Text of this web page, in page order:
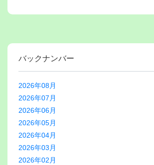
バックナンバー
2026年08月
2026年07月
2026年06月
2026年05月
2026年04月
2026年03月
2026年02月